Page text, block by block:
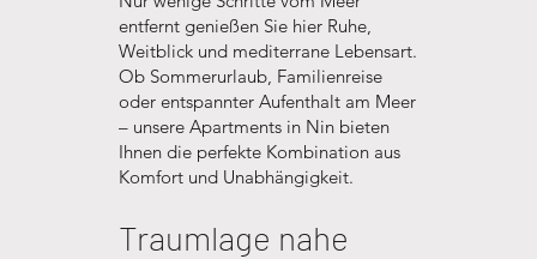
entfernt genießen Sie hier Ruhe,
Weitblick und mediterrane Lebensart.
Ob Sommerurlaub, Familienreise
oder entspannter Aufenthalt am Meer
– unsere Apartments in Nin bieten
Ihnen die perfekte Kombination aus
Komfort und Unabhängigkeit.
Traumlage nahe